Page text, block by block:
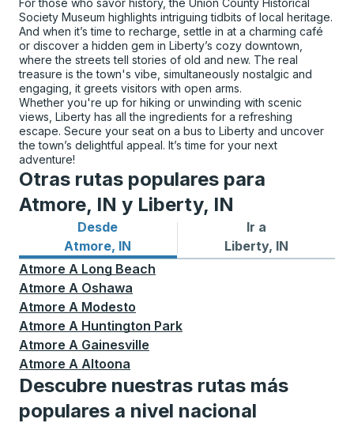
For those who savor history, the Union County Historical
Society Museum highlights intriguing tidbits of local heritage.
And when it’s time to recharge, settle in at a charming café
or discover a hidden gem in Liberty’s cozy downtown,
where the streets tell stories of old and new. The real
treasure is the town's vibe, simultaneously nostalgic and
engaging, it greets visitors with open arms.
Whether you're up for hiking or unwinding with scenic
views, Liberty has all the ingredients for a refreshing
escape. Secure your seat on a bus to Liberty and uncover
the town’s delightful appeal. It’s time for your next
adventure!
Otras rutas populares para
Atmore, IN y Liberty, IN
Desde
Atmore, IN
Rutas de autobuses desde Atmore, IN
Ir a
Liberty, IN
Rutas de autobuses a
Atmore A Long Beach
Atmore A Oshawa
Atmore A Modesto
Atmore A Huntington Park
Atmore A Gainesville
Atmore A Altoona
Descubre nuestras rutas más
populares a nivel nacional